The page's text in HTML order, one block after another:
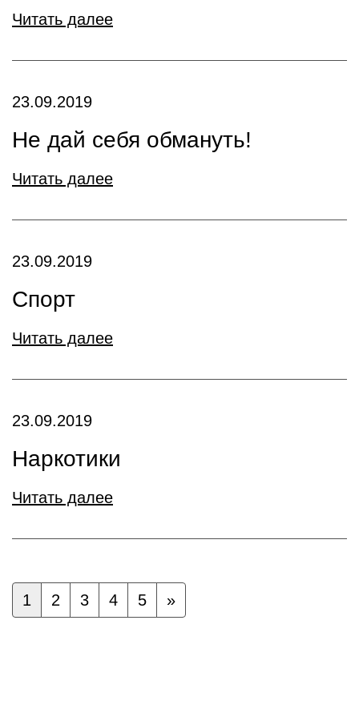
Читать далее
23.09.2019
Не дай себя обмануть!
Читать далее
23.09.2019
Спорт
Читать далее
23.09.2019
Наркотики
Читать далее
1 2 3 4 5 »